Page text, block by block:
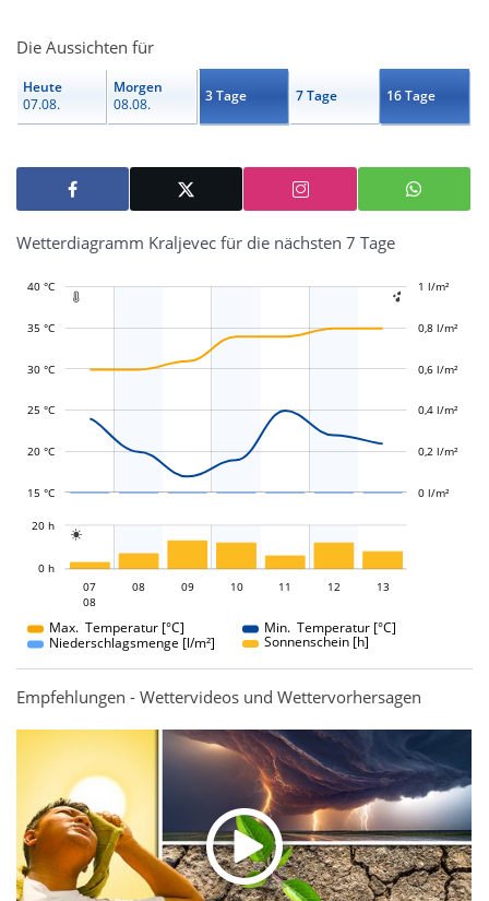
Die Aussichten für
Heute
07.08.
Morgen
08.08.
3 Tage 7 Tage 16 Tage
Wetterdiagramm Kraljevec für die nächsten 7 Tage
 
15 °C
20 °C
25 °C
30 °C
35 °C
40 °C -0,4 l/m²
-0,2 l/m²
0 l/m²
0,2 l/m²
0,4 l/m²
0,6 l/m²
0,8 l/m²
1 l/m²
1,2 l/m²

0 h
20 h
07
07
08
08 09 10 11 12 13
Max. Temperatur [°C]
Min. Temperatur [°C]
Niederschlagsmenge [l/m²]
Sonnenschein [h]
Empfehlungen - Wettervideos und Wettervorhersagen